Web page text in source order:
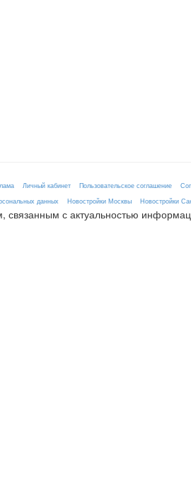
Личный кабинет Пользовательское соглашение
данных
Новостройки Москвы Новостройки
связанным с актуальностью